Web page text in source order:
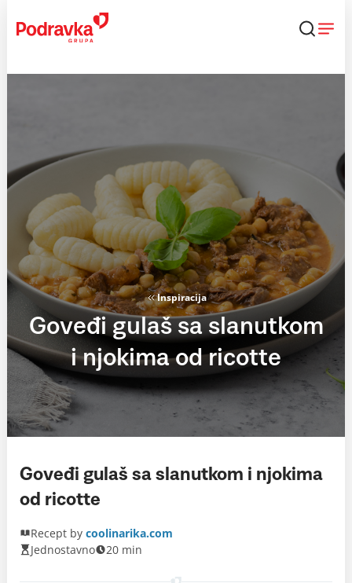
content
Inspiracija
Goveđi gulaš sa slanutkom
i njokima od ricotte
Goveđi gulaš sa slanutkom i njokima
od ricotte
Recept by coolinarika.com
Jednostavno
20 min